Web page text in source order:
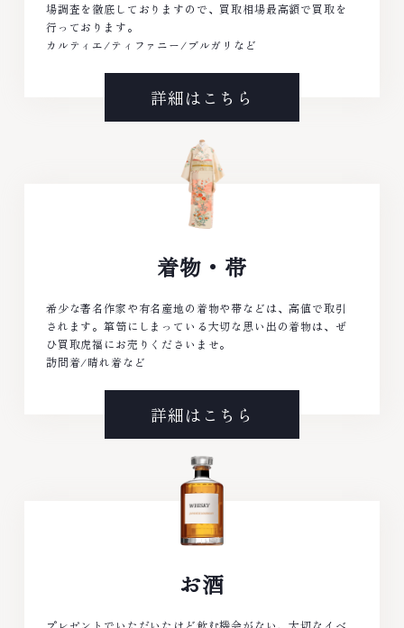
場調査を徹底しておりますので、買取相場最高額で買取を
行っております。
カルティエ/ティファニー/ブルガリなど
詳細はこちら
着物・帯
希少な著名作家や有名産地の着物や帯などは、高値で取引
されます。箪笥にしまっている大切な思い出の着物は、ぜ
ひ買取虎福にお売りくださいませ。
訪問着/晴れ着など
詳細はこちら
お酒